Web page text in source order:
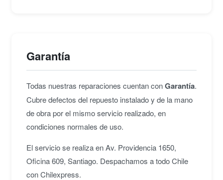
Garantía
Todas nuestras reparaciones cuentan conGarantía.
Cubre defectos del repuesto instalado y de la mano
de obra por el mismo servicio realizado, en
condiciones normales de uso.
El servicio se realiza en Av. Providencia 1650,
Oficina 609, Santiago. Despachamos a todo Chile
con Chilexpress.